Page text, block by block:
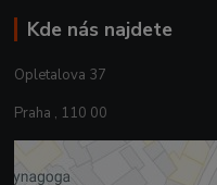
Kde nás najdete
Opletalova 37
Praha , 110 00